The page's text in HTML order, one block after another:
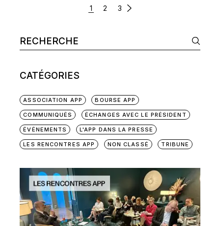
PAGINATION
PUBLICATIONS
1 2 3
Search
CATÉGORIES
ASSOCIATION APP BOURSE APP
COMMUNIQUÉS ÉCHANGES AVEC LE PRÉSIDENT
ÉVÉNEMENTS L'APP DANS LA PRESSE
LES RENCONTRES APP NON CLASSÉ TRIBUNE